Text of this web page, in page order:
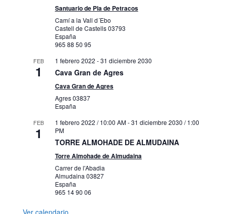
Santuario de Pla de Petracos
Camí a la Vall d´Ebo
Castell de Castells03793
España
965 88 50 95
FEB
1
1 febrero 2022 -31 diciembre 2030
Cava Gran de Agres
Cava Gran de Agres
Agres03837
España
FEB
1
1 febrero 2022 / 10:00 AM-31 diciembre 2030 / 1:00
PM
TORRE ALMOHADE DE ALMUDAINA
Torre Almohade de Almudaina
Carrer de l'Abadia
Almudaina 03827
España
965 14 90 06
Ver calendario